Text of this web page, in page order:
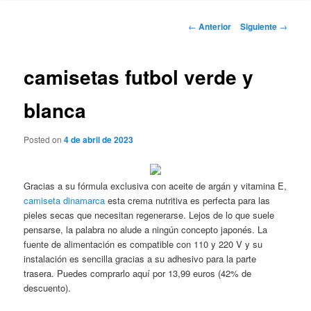
Navegación
← Anterior Siguiente →
camisetas futbol verde y
blanca
Posted on4 de abril de 2023
Gracias a su fórmula exclusiva con aceite de argán y vitamina E,
camiseta dinamarca esta crema nutritiva es perfecta para las
pieles secas que necesitan regenerarse. Lejos de lo que suele
pensarse, la palabra no alude a ningún concepto japonés. La
fuente de alimentación es compatible con 110 y 220 V y su
instalación es sencilla gracias a su adhesivo para la parte
trasera. Puedes comprarlo aquí por 13,99 euros (42% de
descuento).